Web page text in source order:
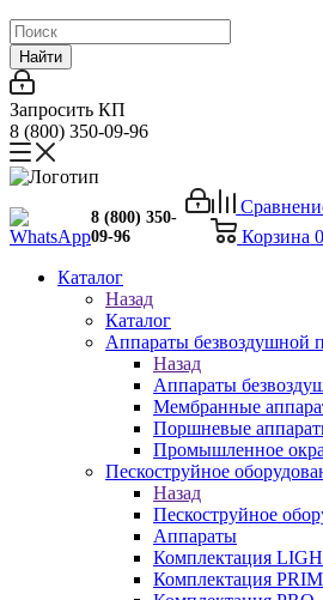
Найти
Запросить КП
8 (800) 350-09-96
Корзина 0
8 (800) 350-
09-96
Каталог
Назад
Каталог
Аппараты безвоздушной
Назад
Аппараты
Мембранные
Поршневые
Промышленное
Пескоструйное
Назад
Пескоструйное
Аппараты
Комплектация
Комплектация